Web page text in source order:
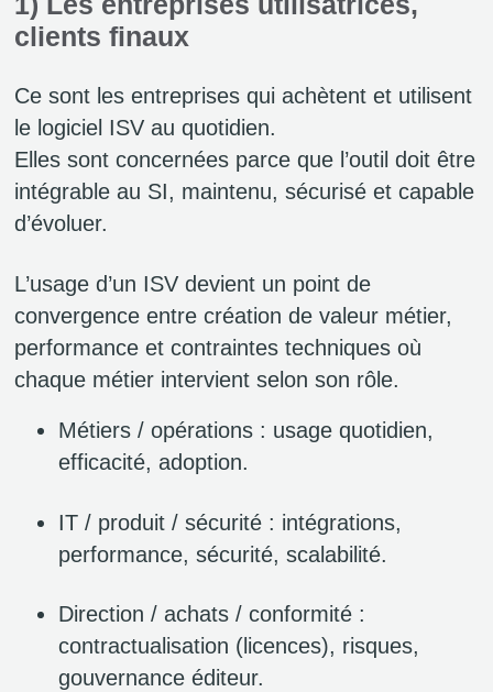
clients finaux
Ce sont les entreprises qui achètent et utilisent
le logiciel ISV au quotidien.
Elles sont concernées parce que l’outil doit être
intégrable au SI, maintenu, sécurisé et capable
d’évoluer.
L’usage d’un ISV devient un point de
convergence entre création de valeur métier,
performance et contraintes techniques où
chaque métier intervient selon son rôle.
Métiers / opérations : usage quotidien,
efficacité, adoption.
IT / produit / sécurité : intégrations,
performance, sécurité, scalabilité.
Direction / achats / conformité :
contractualisation (licences), risques,
gouvernance éditeur.